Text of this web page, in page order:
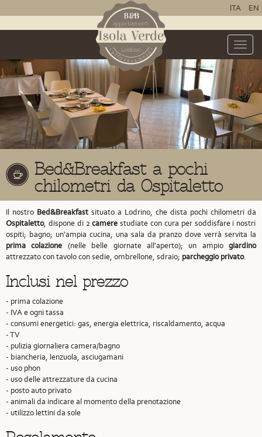
ITA EN
Toggle
Bed&Breakfast a pochi
chilometri da Ospitaletto
Il nostro Bed&Breakfast situato a Lodrino, che dista pochi chilometri da
Ospitaletto, dispone di 2camere studiate con cura per soddisfare i nostri
ospiti; bagno; un'ampia cucina, una sala da pranzo dove verrà servita la
prima colazione (nelle belle giornate all'aperto); un ampio giardino
attrezzato con tavolo con sedie, ombrellone, sdraio; parcheggio privato.
Inclusi nel prezzo
- prima colazione
- IVA e ogni tassa
- consumi energetici: gas, energia elettrica, riscaldamento, acqua
- TV
- pulizia giornaliera camera/bagno
- biancheria, lenzuola, asciugamani
- uso phon
- uso delle attrezzature da cucina
- posto auto privato
- animali da indicare al momento della prenotazione
- utilizzo lettini da sole